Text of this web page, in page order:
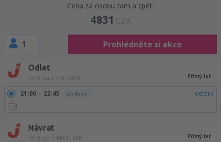
Cena za osobu tam a zpět:
4831 CZK
1 Prohlédněte si akce
Odlet
16 říj (pát) KRK - MAN Přímý let
21:00 22:45 2h 45min detaily
Návrat
19 říj (pon) MAN - KRK Přímý let